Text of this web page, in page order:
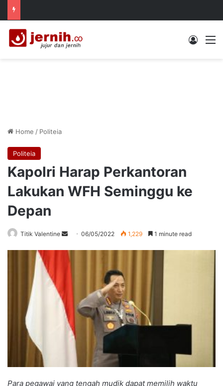
Log In
Home / Politeia
Politeia
Kapolri Harap Perkantoran
Lakukan WFH Seminggu ke
Depan
Titik Valentine
Send
email
06/05/2022 1,229 1 minute read
Para pegawai yang tengah mudik dapat memilih waktu